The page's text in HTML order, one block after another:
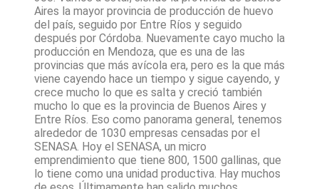
Aires la mayor provincia de producción de huevo
del país, seguido por Entre Ríos y seguido
después por Córdoba. Nuevamente cayo mucho la
producción en Mendoza, que es una de las
provincias que más avícola era, pero es la que más
viene cayendo hace un tiempo y sigue cayendo, y
crece mucho lo que es salta y creció también
mucho lo que es la provincia de Buenos Aires y
Entre Ríos. Eso como panorama general, tenemos
alrededor de 1030 empresas censadas por el
SENASA. Hoy el SENASA, un micro
emprendimiento que tiene 800, 1500 gallinas, que
lo tiene como una unidad productiva. Hay muchos